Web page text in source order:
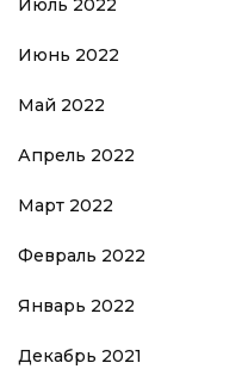
Июль 2022
Июнь 2022
Май 2022
Апрель 2022
Март 2022
Февраль 2022
Январь 2022
Декабрь 2021